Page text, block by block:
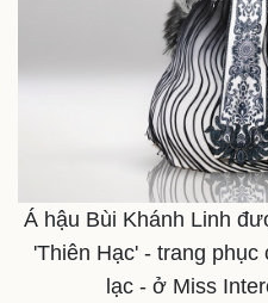
Á hậu Bùi Khánh Linh
'Thiên Hạc' - trang
lạc - ở Miss